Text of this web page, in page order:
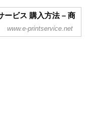
ービス 購入方法 – 商
www.e-printservice.net